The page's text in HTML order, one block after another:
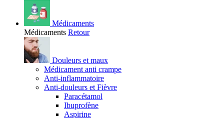
Médicaments
Médicaments Retour
Douleurs et maux
Médicament anti crampe
Anti-inflammatoire
Anti-douleurs et Fièvre
Paracétamol
Ibuprofène
Aspirine